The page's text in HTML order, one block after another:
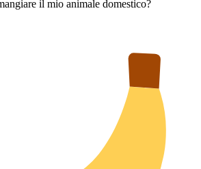
il mio animale domestico?